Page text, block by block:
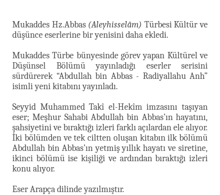
Mukaddes Hz.Abbas (Aleyhisselâm) Türbesi Kültür ve
düşünce eserlerine bir yenisini daha ekledi.
Mukaddes Türbe bünyesinde görev yapan Kültürel ve
Düşünsel Bölümü yayınladığı eserler serisini
sürdürerek “Abdullah bin Abbas - Radiyallahu Anh”
isimli yeni kitabını yayınladı.
Seyyid Muhammed Takî el-Hekîm imzasını taşıyan
eser; Meşhur Sahabi Abdullah bin Abbas’ın hayatını,
şahsiyetini ve bıraktığı izleri farklı açılardan ele alıyor.
İki bölümden ve tek ciltten oluşan kitabın ilk bölümü
Abdullah bin Abbas’ın yetmiş yıllık hayatı ve siretine,
ikinci bölümü ise kişiliği ve ardından bıraktığı izleri
konu alıyor.
Eser Arapça dilinde yazılmıştır.